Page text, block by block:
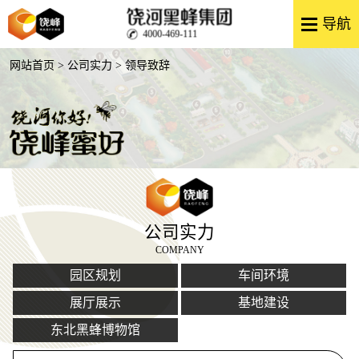
4000-469-111
网站首页 > 公司实力 > 领导致辞
公司实力
COMPANY
园区规划
车间环境
展厅展示
基地建设
东北黑蜂博物馆